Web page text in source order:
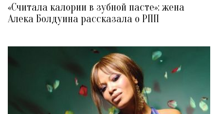
«Считала калории в зубной пасте»: жена
Алека Болдуина рассказала о РПП